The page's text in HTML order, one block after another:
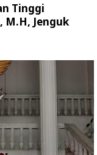
Tinggi
M.H, Jenguk